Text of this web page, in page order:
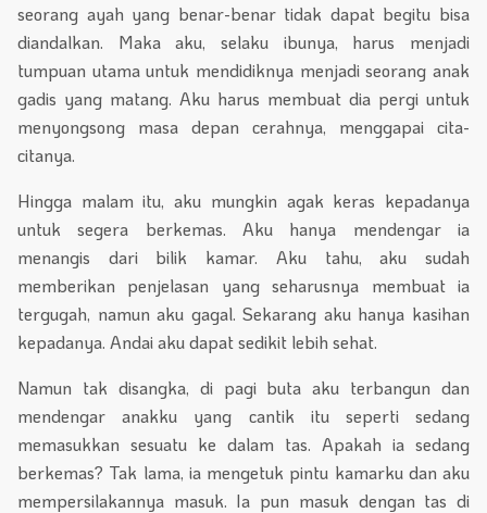
seorang ayah yang benar-benar tidak dapat begitu bisa
diandalkan. Maka aku, selaku ibunya, harus menjadi
tumpuan utama untuk mendidiknya menjadi seorang anak
gadis yang matang. Aku harus membuat dia pergi untuk
menyongsong masa depan cerahnya, menggapai cita-
citanya.
Hingga malam itu, aku mungkin agak keras kepadanya
untuk segera berkemas. Aku hanya mendengar ia
menangis dari bilik kamar. Aku tahu, aku sudah
memberikan penjelasan yang seharusnya membuat ia
tergugah, namun aku gagal. Sekarang aku hanya kasihan
kepadanya. Andai aku dapat sedikit lebih sehat.
Namun tak disangka, di pagi buta aku terbangun dan
mendengar anakku yang cantik itu seperti sedang
memasukkan sesuatu ke dalam tas. Apakah ia sedang
berkemas? Tak lama, ia mengetuk pintu kamarku dan aku
mempersilakannya masuk. Ia pun masuk dengan tas di